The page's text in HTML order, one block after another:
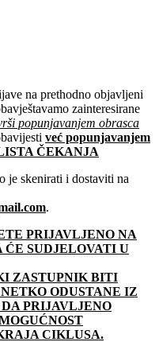
na prethodno objavljeni
zainteresirane
popunjavanjem obrasca
već popunjavanjem
ČEKANJA
je skenirati i dostaviti na
.
PRIJAVLJENO NA
SUDJELOVATI U
ZASTUPNIK BITI
ODUSTANE IZ
PRIJAVLJENO
CIKLUSA.